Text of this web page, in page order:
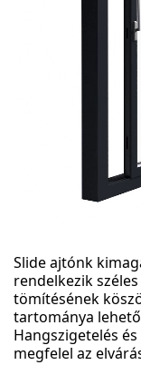
Slide ajtónk
rendelkezik
tömítésének
tartománya
Hangszigetelés
megfelel az